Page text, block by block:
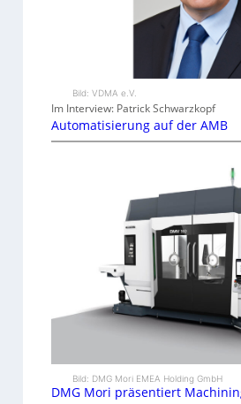
Bild: VDMA e.V.
Im Interview: Patrick Schwarzkopf
Automatisierung auf der AMB
Bild: DMG Mori EMEA Holding GmbH
DMG Mori präsentiert